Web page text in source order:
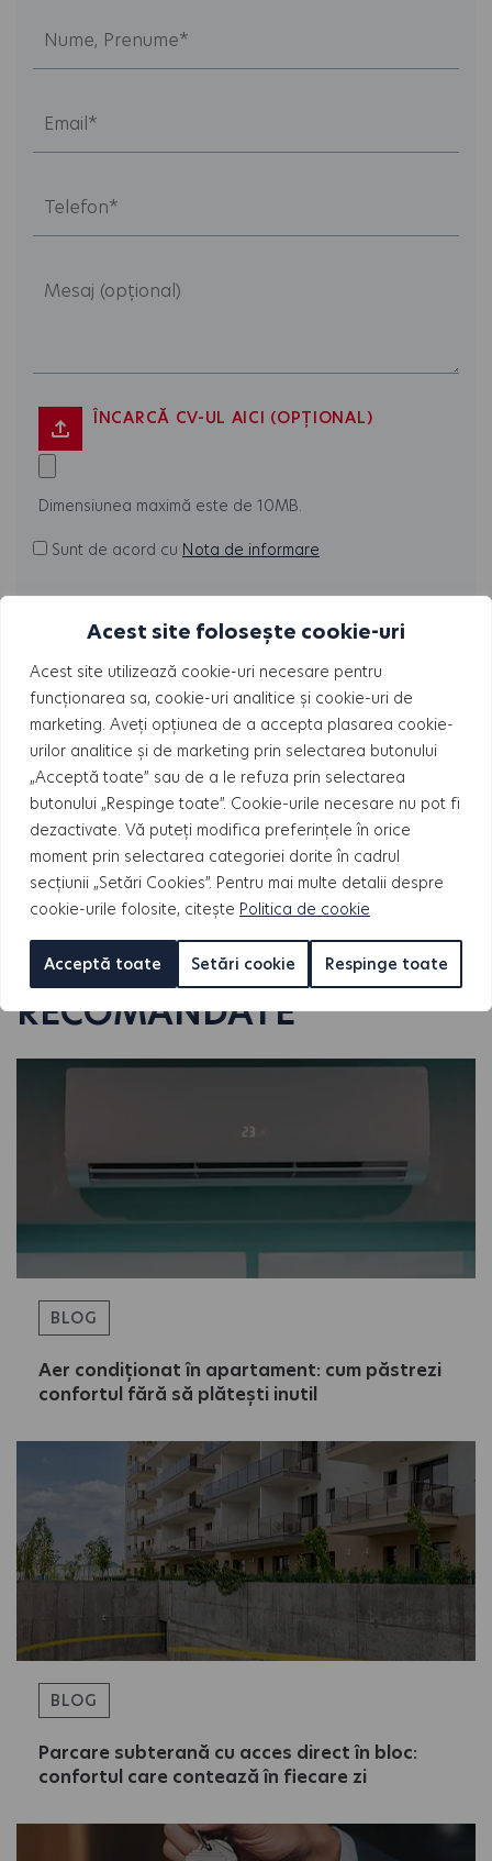
Acest site folosește cookie-uri
Acest site utilizează cookie-uri necesare pentru
funcționarea sa, cookie-uri analitice și cookie-uri de
marketing. Aveți opțiunea de a accepta plasarea cookie-
urilor analitice și de marketing prin selectarea butonului
„Acceptă toate” sau de a le refuza prin selectarea
butonului „Respinge toate”. Cookie-urile necesare nu pot fi
dezactivate. Vă puteți modifica preferințele în orice
moment prin selectarea categoriei dorite în cadrul
secțiunii „Setări Cookies”. Pentru mai multe detalii despre
cookie-urile folosite, citește Politica de cookie
Setări cookie Respinge toate
Acceptă toate
ÎNCARCĂ CV-UL AICI (OPȚIONAL)
Dimensiunea maximă este de 10MB.
Sunt de acord cu Nota de informare
Cât este
Solve
the
math
problem
shown
in
the
image
to
continue.
ARTICOLE
RECOMANDATE
BLOG
Aer condiționat în apartament: cum păstrezi
confortul fără să plătești inutil
BLOG
Parcare subterană cu acces direct în bloc:
confortul care contează în fiecare zi